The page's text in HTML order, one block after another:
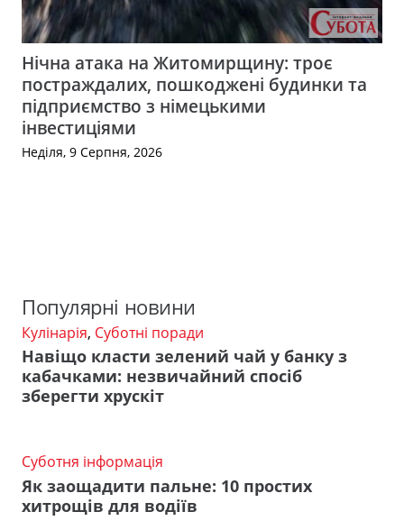
Нічна атака на Житомирщину: троє
постраждалих, пошкоджені будинки та
підприємство з німецькими
інвестиціями
Неділя, 9 Серпня, 2026
Популярні новини
Кулінарія, Суботні поради
Навіщо класти зелений чай у банку з
кабачками: незвичайний спосіб
зберегти хрускіт
Суботня інформація
Як заощадити пальне: 10 простих
хитрощів для водіїв